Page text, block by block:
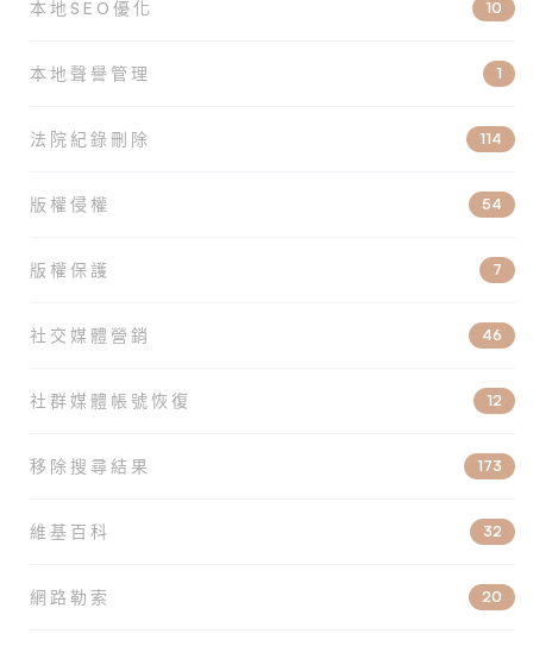
本地SEO優化 10
本地聲譽管理 1
法院紀錄刪除 114
版權侵權 54
版權保護 7
社交媒體營銷 46
社群媒體帳號恢復 12
移除搜尋結果 173
維基百科 32
網路勒索 20